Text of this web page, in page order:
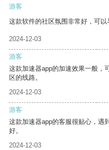
游客
这款软件的社区氛围非常好，可以
2024-12-03
游客
这款加速器app的加速效果一般，
区的线路。
2024-12-03
游客
这款加速器app的客服很贴心，遇
好。
2024-12-03